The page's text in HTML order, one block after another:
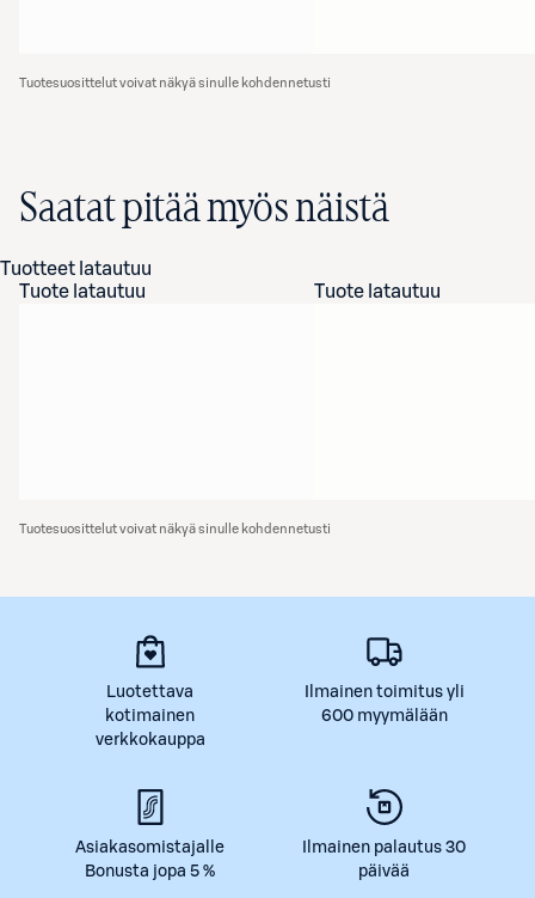
Tuotesuosittelut voivat näkyä sinulle kohdennetusti
Saatat pitää myös näistä
Tuotteet latautuu
Tuote latautuu
Tuote latautuu
Tuotesuosittelut voivat näkyä sinulle kohdennetusti
Luotettava
kotimainen
verkkokauppa
Ilmainen toimitus yli
600 myymälään
Asiakasomistajalle
Bonusta jopa 5 %
Ilmainen palautus 30
päivää